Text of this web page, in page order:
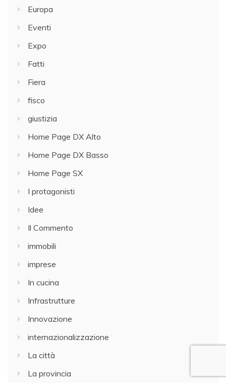
Europa
Eventi
Expo
Fatti
Fiera
fisco
giustizia
Home Page DX Alto
Home Page DX Basso
Home Page SX
I protagonisti
Idee
Il Commento
immobili
imprese
In cucina
Infrastrutture
Innovazione
internazionalizzazione
La città
La provincia